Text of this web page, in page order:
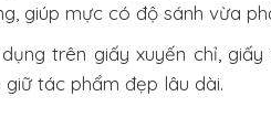
giúp mực có độ sánh vừa
trên giấy xuyến chỉ,
tác phẩm đẹp lâu dài.